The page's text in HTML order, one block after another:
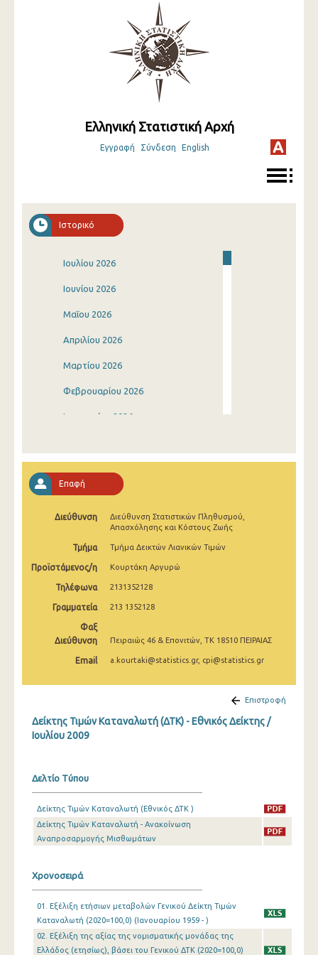
Ελληνική Στατιστική Αρχή
Εγγραφή Σύνδεση English
Ιστορικό
Ιουλίου 2026
Ιουνίου 2026
Μαΐου 2026
Απριλίου 2026
Μαρτίου 2026
Φεβρουαρίου 2026
Ιανουαρίου 2026
Οκτωβρίου 2025
Σεπτεμβρίου 2025
Αυγούστου 2025
Ιουλίου 2025
Μαΐου 2025
Απριλίου 2025
Ιανουαρίου 2025
Νοεμβρίου 2024
Σεπτεμβρίου 2024
Ιουλίου 2024
Ιουνίου 2024
Μαΐου 2024
Επαφή
Διεύθυνση
Διεύθυνση Στατιστικών Πληθυσμού,
Απασχόλησης και Κόστους Ζωής
Τμήμα Τμήμα Δεικτών Λιανικών Τιμών
Προϊστάμενος/η Κουρτάκη Αργυρώ
Τηλέφωνα 2131352128
Γραμματεία 213 1352128
Φαξ
Διεύθυνση
Πειραιώς 46 & Επονιτών, ΤΚ 18510 ΠΕΙΡΑΙΑΣ
Email a.kourtaki@statistics.gr, cpi@statistics.gr
Επιστροφή
Δείκτης Τιμών Καταναλωτή (ΔΤΚ) - Εθνικός Δείκτης /
Ιουλίου 2009
Δελτίο Τύπου
Δείκτης Τιμών Καταναλωτή (Εθνικός ΔΤΚ )
Δείκτης Τιμών Καταναλωτή - Ανακοίνωση
Αναπροσαρμογής Μισθωμάτων
Χρονοσειρά
01. Εξέλιξη ετήσιων μεταβολών Γενικού Δείκτη Τιμών
Καταναλωτή (2020=100,0) (Ιανουαρίου 1959 - )
02. Εξέλιξη της αξίας της νομισματικής μονάδας της
Ελλάδος (ετησίως), βάσει του Γενικού ΔΤΚ (2020=100,0)